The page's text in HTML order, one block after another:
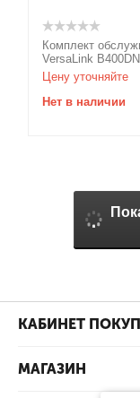
Комплект
VersaLink
Цену уточняйте
Нет в наличии
КАБИНЕТ
МАГАЗИН